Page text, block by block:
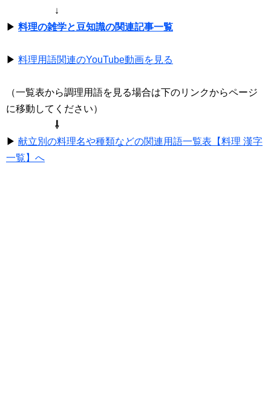
↓
▶ 料理の雑学と豆知識の関連記事一覧
▶ 料理用語関連のYouTube動画を見る
（一覧表から調理用語を見る場合は下のリンクからページ
に移動してください）
⇩
▶ 献立別の料理名や種類などの関連用語一覧表【料理 漢字
一覧】へ